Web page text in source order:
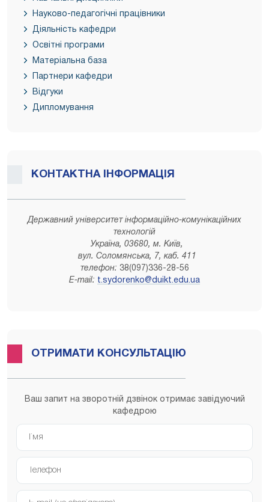
Науково-педагогічні працівники
Діяльність кафедри
Освітні програми
Матеріальна база
Партнери кафедри
Відгуки
Дипломування
КОНТАКТНА ІНФОРМАЦІЯ
Державний університет інформаційно-комунікаційних
технологій
Україна, 03680, м. Київ,
вул. Соломянська, 7, каб. 411
телефон: 38(097)336-28-56
E-mail: t.sydorenko@duikt.edu.ua
ОТРИМАТИ КОНСУЛЬТАЦІЮ
Ваш запит на зворотній дзвінок отримає завідуючий
кафедрою